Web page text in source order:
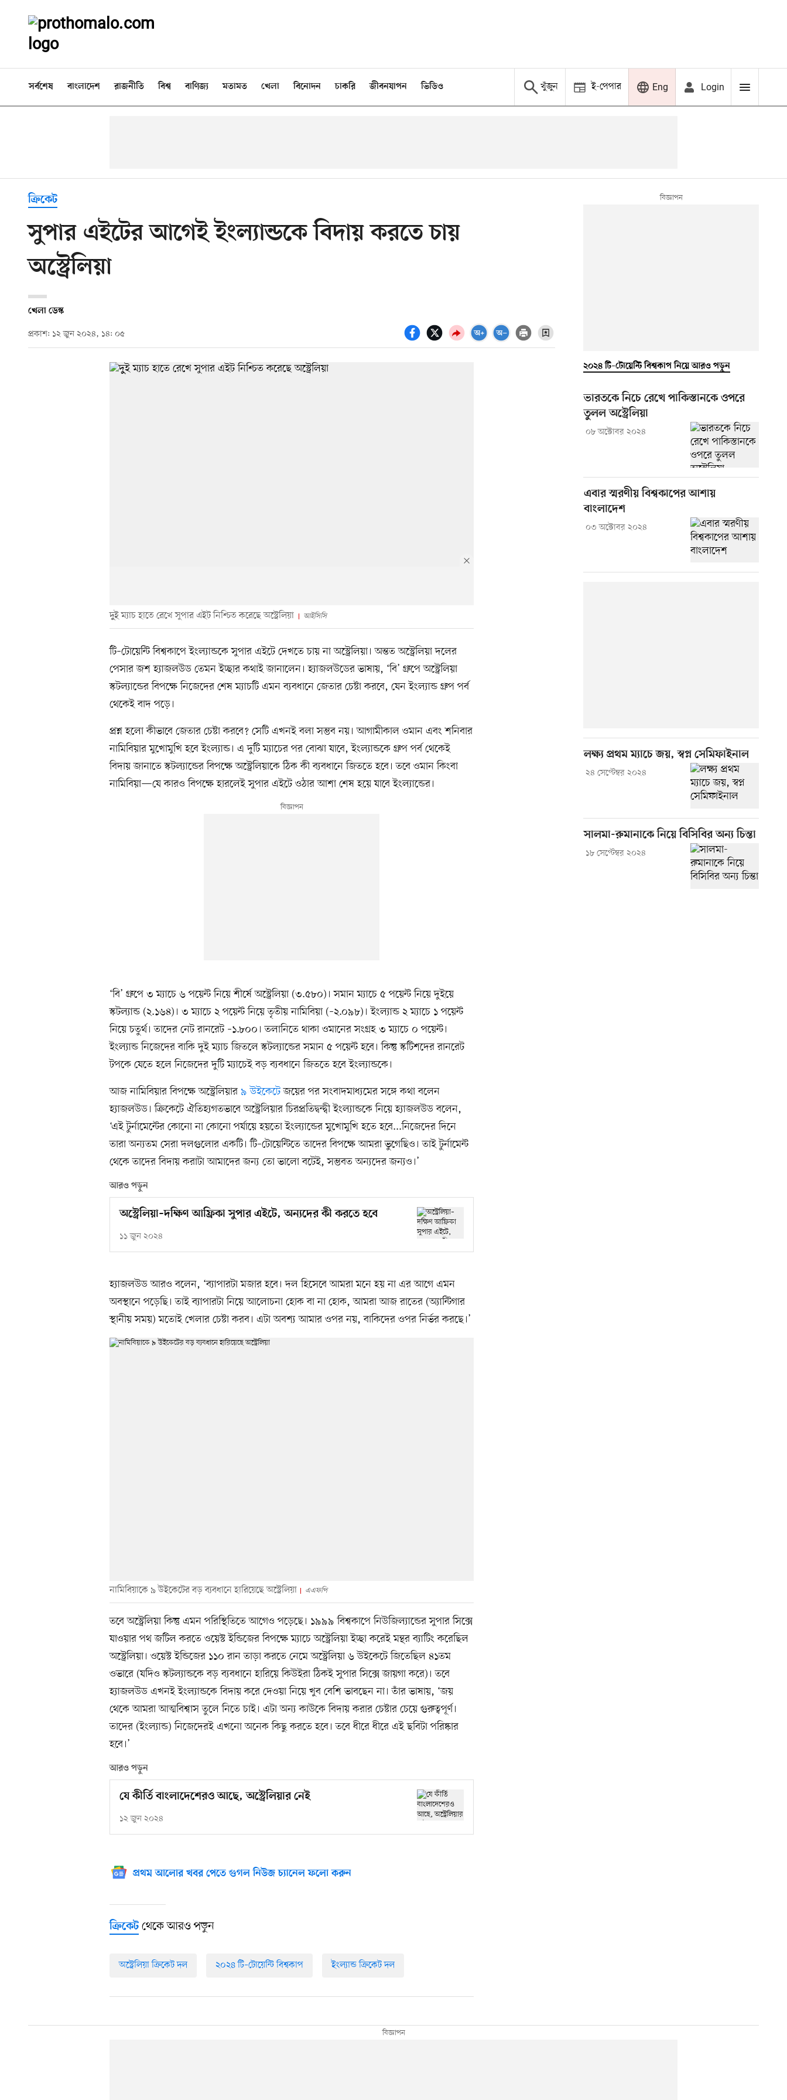
সর্বশেষ বাংলাদেশ রাজনীতি বিশ্ব বাণিজ্য মতামত খেলা বিনোদন চাকরি জীবনযাপন ভিডিও খুঁজুন ই-পেপার Eng Login
ক্রিকেট
সুপার এইটের আগেই ইংল্যান্ডকে বিদায় করতে চায়
অস্ট্রেলিয়া
খেলা ডেস্ক
প্রকাশ: ১২ জুন ২০২৪, ১৪: ০৫
দুুই ম্যাচ হাতে রেখে সুপার এইট নিশ্চিত করেছে অস্ট্রেলিয়া আইসিসি
টি–টোয়েন্টি বিশ্বকাপে ইংল্যান্ডকে সুপার এইটে দেখতে চায় না অস্ট্রেলিয়া। অন্তত অস্ট্রেলিয়া দলের
পেসার জশ হ্যাজলউড তেমন ইচ্ছার কথাই জানালেন। হ্যাজলউডের ভাষায়, ‘বি’ গ্রুপে অস্ট্রেলিয়া
স্কটল্যান্ডের বিপক্ষে নিজেদের শেষ ম্যাচটি এমন ব্যবধানে জেতার চেষ্টা করবে, যেন ইংল্যান্ড গ্রুপ পর্ব
থেকেই বাদ পড়ে।
প্রশ্ন হলো কীভাবে জেতার চেষ্টা করবে? সেটি এখনই বলা সম্ভব নয়। আগামীকাল ওমান এবং শনিবার
নামিবিয়ার মুখোমুখি হবে ইংল্যান্ড। এ দুটি ম্যাচের পর বোঝা যাবে, ইংল্যান্ডকে গ্রুপ পর্ব থেকেই
বিদায় জানাতে স্কটল্যান্ডের বিপক্ষে অস্ট্রেলিয়াকে ঠিক কী ব্যবধানে জিততে হবে। তবে ওমান কিংবা
নামিবিয়া—যে কারও বিপক্ষে হারলেই সুপার এইটে ওঠার আশা শেষ হয়ে যাবে ইংল্যান্ডের।
‘বি’ গ্রুপে ৩ ম্যাচে ৬ পয়েন্ট নিয়ে শীর্ষে অস্ট্রেলিয়া (৩.৫৮০)। সমান ম্যাচে ৫ পয়েন্ট নিয়ে দুইয়ে
স্কটল্যান্ড (২.১৬৪)। ৩ ম্যাচে ২ পয়েন্ট নিয়ে তৃতীয় নামিবিয়া (–২.০৯৮)। ইংল্যান্ড ২ ম্যাচে ১ পয়েন্ট
নিয়ে চতুর্থ। তাদের নেট রানরেট –১.৮০০। তলানিতে থাকা ওমানের সংগ্রহ ৩ ম্যাচে ০ পয়েন্ট।
ইংল্যান্ড নিজেদের বাকি দুই ম্যাচ জিতলে স্কটল্যান্ডের সমান ৫ পয়েন্ট হবে। কিন্তু স্কটিশদের রানরেট
টপকে যেতে হলে নিজেদের দুটি ম্যাচেই বড় ব্যবধানে জিততে হবে ইংল্যান্ডকে।
আজ নামিবিয়ার বিপক্ষে অস্ট্রেলিয়ার ৯ উইকেটেজয়ের পর সংবাদমাধ্যমের সঙ্গে কথা বলেন
হ্যাজলউড। ক্রিকেটে ঐতিহ্যগতভাবে অস্ট্রেলিয়ার চিরপ্রতিদ্বন্দ্বী ইংল্যান্ডকে নিয়ে হ্যাজলউড বলেন,
‘এই টুর্নামেন্টের কোনো না কোনো পর্যায়ে হয়তো ইংল্যান্ডের মুখোমুখি হতে হবে...নিজেদের দিনে
তারা অন্যতম সেরা দলগুলোর একটি। টি–টোয়েন্টিতে তাদের বিপক্ষে আমরা ভুগেছিও। তাই টুর্নামেন্ট
থেকে তাদের বিদায় করাটা আমাদের জন্য তো ভালো বটেই, সম্ভবত অন্যদের জন্যও।’
আরও পড়ুন
অস্ট্রেলিয়া–দক্ষিণ আফ্রিকা সুপার এইটে, অন্যদের কী করতে হবে
১১ জুন ২০২৪
হ্যাজলউড আরও বলেন, ‘ব্যাপারটা মজার হবে। দল হিসেবে আমরা মনে হয় না এর আগে এমন
অবস্থানে পড়েছি। তাই ব্যাপারটা নিয়ে আলোচনা হোক বা না হোক, আমরা আজ রাতের (অ্যান্টিগার
স্থানীয় সময়) মতোই খেলার চেষ্টা করব। এটা অবশ্য আমার ওপর নয়, বাকিদের ওপর নির্ভর করছে।’
নামিবিয়াকে ৯ উইকেটের বড় ব্যবধানে হারিয়েছে অস্ট্রেলিয়া এএফপি
তবে অস্ট্রেলিয়া কিন্তু এমন পরিস্থিতিতে আগেও পড়েছে। ১৯৯৯ বিশ্বকাপে নিউজিল্যান্ডের সুপার সিক্সে
যাওয়ার পথ জটিল করতে ওয়েস্ট ইন্ডিজের বিপক্ষে ম্যাচে অস্ট্রেলিয়া ইচ্ছা করেই মন্থর ব্যাটিং করেছিল
অস্ট্রেলিয়া। ওয়েস্ট ইন্ডিজের ১১০ রান তাড়া করতে নেমে অস্ট্রেলিয়া ৬ উইকেটে জিতেছিল ৪১তম
ওভারে (যদিও স্কটল্যান্ডকে বড় ব্যবধানে হারিয়ে কিউইরা ঠিকই সুপার সিক্সে জায়গা করে)। তবে
হ্যাজলউড এখনই ইংল্যান্ডকে বিদায় করে দেওয়া নিয়ে খুব বেশি ভাবছেন না। তাঁর ভাষায়, ‘জয়
থেকে আমরা আত্মবিশ্বাস তুলে নিতে চাই। এটা অন্য কাউকে বিদায় করার চেষ্টার চেয়ে গুরুত্বপূর্ণ।
তাদের (ইংল্যান্ড) নিজেদেরই এখনো অনেক কিছু করতে হবে। তবে ধীরে ধীরে এই ছবিটা পরিষ্কার
হবে।’
আরও পড়ুন
যে কীর্তি বাংলাদেশেরও আছে, অস্ট্রেলিয়ার নেই
১২ জুন ২০২৪
প্রথম আলোর খবর পেতে গুগল নিউজ চ্যানেল ফলো করুন
ক্রিকেটথেকে আরও পড়ুন
অস্ট্রেলিয়া ক্রিকেট দল ২০২৪ টি–টোয়েন্টি বিশ্বকাপ ইংল্যান্ড ক্রিকেট দল
২০২৪ টি–টোয়েন্টি বিশ্বকাপ নিয়ে আরও পড়ুন
ভারতকে নিচে রেখে পাকিস্তানকে ওপরে
তুলল অস্ট্রেলিয়া
০৮ অক্টোবর ২০২৪
এবার স্মরণীয় বিশ্বকাপের আশায়
বাংলাদেশ
০৩ অক্টোবর ২০২৪
লক্ষ্য প্রথম ম্যাচে জয়, স্বপ্ন সেমিফাইনাল
২৪ সেপ্টেম্বর ২০২৪
সালমা-রুমানাকে নিয়ে বিসিবির অন্য চিন্তা
১৮ সেপ্টেম্বর ২০২৪